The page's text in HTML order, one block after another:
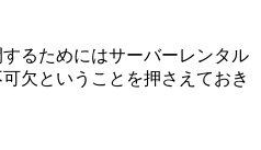
るためにはサーバーレンタル
欠ということを押さえておき